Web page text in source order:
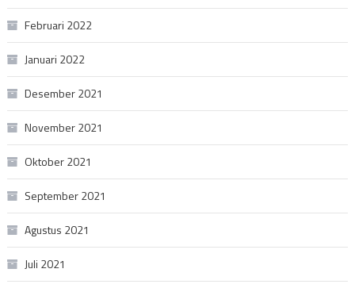
Februari 2022
Januari 2022
Desember 2021
November 2021
Oktober 2021
September 2021
Agustus 2021
Juli 2021